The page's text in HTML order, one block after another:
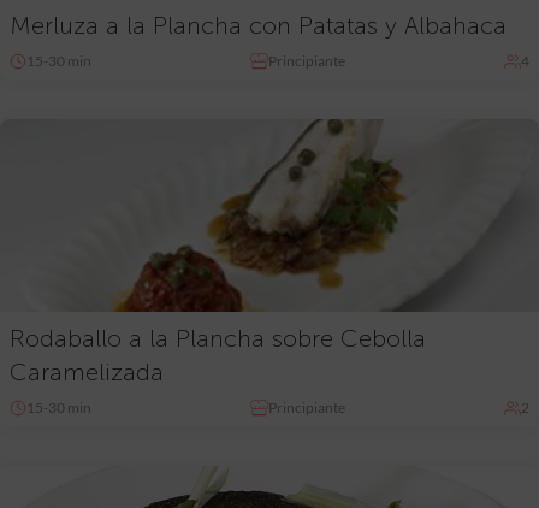
Merluza a la Plancha con Patatas y Albahaca
15-30 min Principiante 4
Rodaballo a la Plancha sobre Cebolla
Caramelizada
15-30 min Principiante 2